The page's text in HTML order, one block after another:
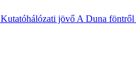
Kutatóhálózati jövő A Duna föntről